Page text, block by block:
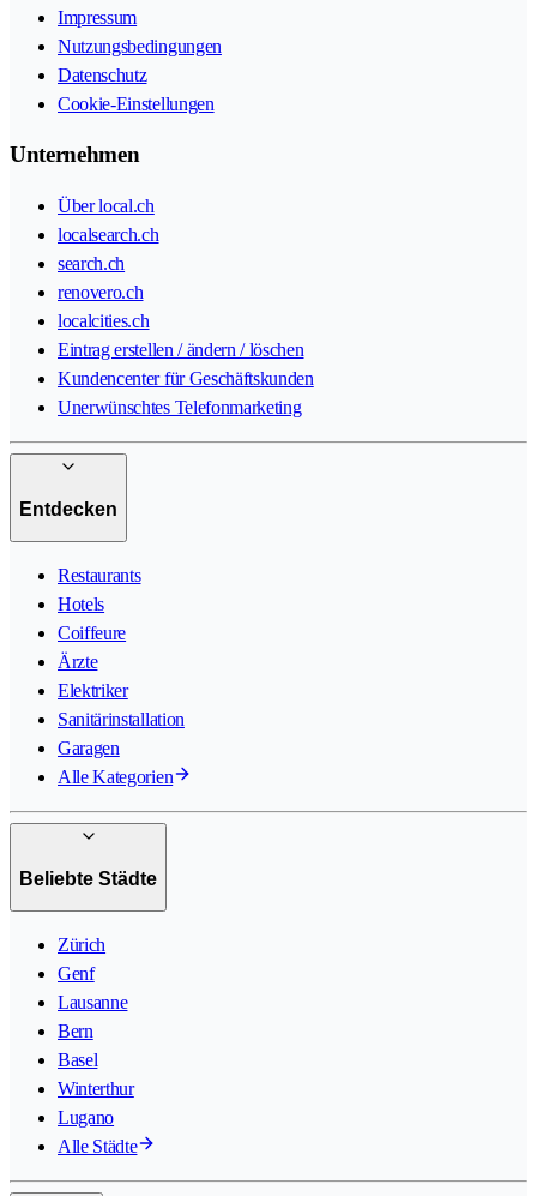
Impressum
Nutzungsbedingungen
Datenschutz
Cookie-Einstellungen
Unternehmen
Über local.ch
localsearch.ch
search.ch
renovero.ch
localcities.ch
Eintrag erstellen / ändern / löschen
Kundencenter für Geschäftskunden
Unerwünschtes Telefonmarketing
Entdecken
Restaurants
Hotels
Coiffeure
Ärzte
Elektriker
Sanitärinstallation
Garagen
Alle Kategorien
Beliebte Städte
Zürich
Genf
Lausanne
Bern
Basel
Winterthur
Lugano
Alle Städte